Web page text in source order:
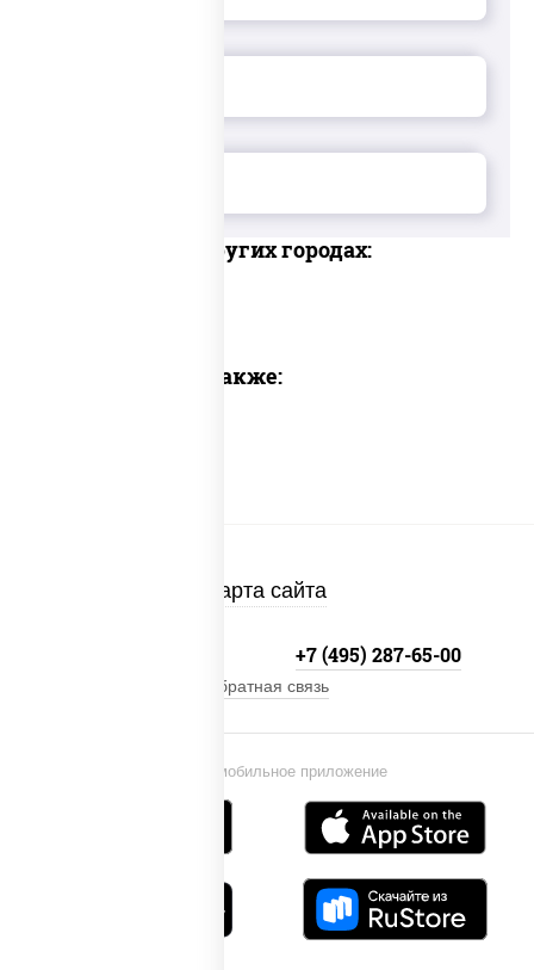
Доставка в других городах:
Предлагаем также:
Карта сайта
Установи мобильное приложение
+7 (495) 287-65-00
Обратная связь